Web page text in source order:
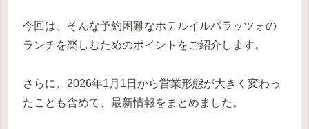
今回は、そんな予約困難なホテルイルパラッツォの
ランチを楽しむためのポイントをご紹介します。
さらに、2026年1月1日から営業形態が大きく変わっ
たことも含めて、最新情報をまとめました。